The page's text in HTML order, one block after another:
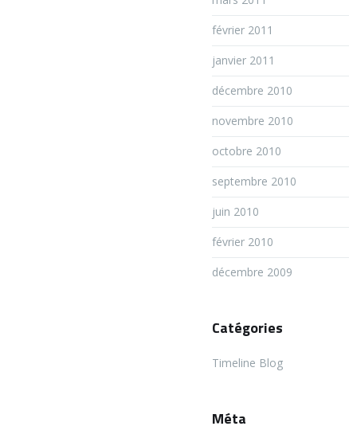
février 2011
janvier 2011
décembre 2010
novembre 2010
octobre 2010
septembre 2010
juin 2010
février 2010
décembre 2009
Catégories
Timeline Blog
Méta